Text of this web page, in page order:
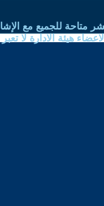
متاحة للجميع مع
هيئة الادارة لا